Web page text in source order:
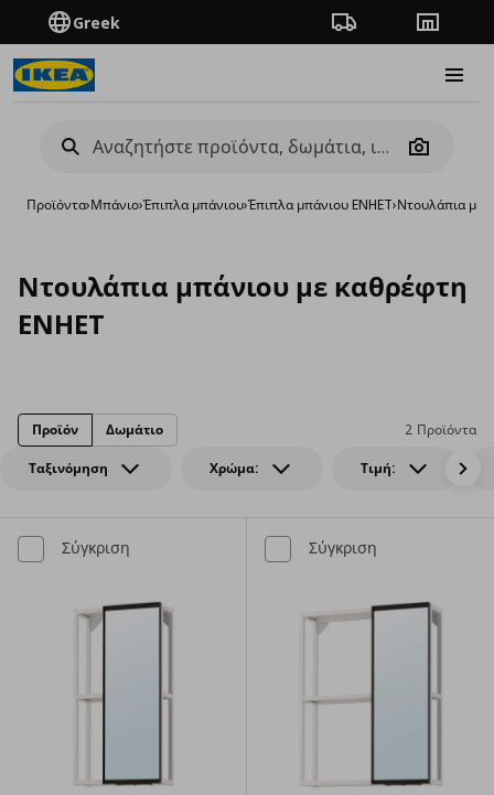
Greek Πορεία παραγγελίας
Camera
Προϊόντα›Μπάνιο›Έπιπλα μπάνιου›Έπιπλα μπάνιου ENHET›Ντουλάπια
Ντουλάπια μπάνιου με καθρέφτη
ENHET
Ταξινόμηση Χρώμα: Τιμή:
2 Προϊόντα
Προϊόν Δωμάτιο
Σύγκριση Σύγκριση